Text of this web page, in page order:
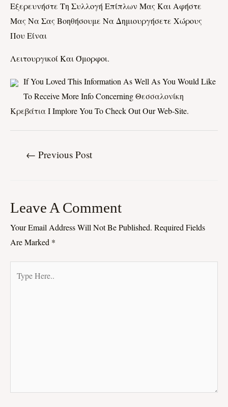
Εξερευνήστε Τη Συλλογή Επίπλων Μας Και Αφήστε
Μας Να Σας Βοηθήσουμε Να Δημιουργήσετε Χώρους
Που Είναι
Λειτουργικοί Και Όμορφοι.
If You Loved This Information As Well As You Would Like
To Receive More Info ConcerningΘεσσαλονίκη
ΚρεβάτιαI Implore You To Check Out Our Web-Site.
← Previous Post
Leave A Comment
Your Email Address Will Not Be Published. Required Fields
Are Marked *
Here..